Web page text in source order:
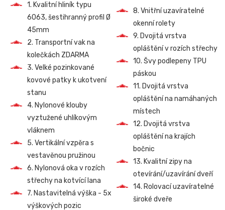
1. Kvalitní hliník typu
6063, šestihranný profil Ø
45mm
2. Transportní vak na
kolečkách ZDARMA
3. Velké pozinkované
kovové patky k ukotvení
stanu
4. Nylonové klouby
vyztužené uhlíkovým
vláknem
5. Vertikální vzpěra s
vestavěnou pružinou
6. Nylonová oka v rozích
střechy na kotvící lana
7. Nastavitelná výška - 5x
výškových pozic
8. Vnitřní uzavíratelné
okenní rolety
9. Dvojitá vrstva
opláštění v rozích střechy
10. Švy podlepeny TPU
páskou
11. Dvojitá vrstva
opláštění na namáhaných
místech
12. Dvojitá vrstva
opláštění na krajích
bočnic
13. Kvalitní zipy na
otevírání/uzavírání dveří
14. Rolovací uzavíratelné
široké dveře